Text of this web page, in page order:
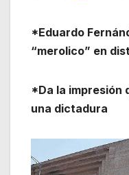
*Eduardo
“merolico” en
*Da la impresión
una dictadura